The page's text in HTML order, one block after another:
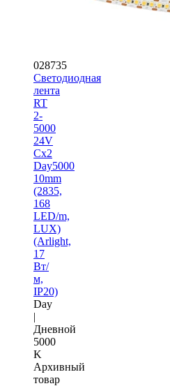
028735
Светодиодная
лента
RT
2-
5000
24V
Cx2
Day5000
10mm
(2835,
168
LED/m,
LUX)
(Arlight,
17
Вт/
м,
IP20)
Day
|
Дневной
5000
K
Архивный
товар